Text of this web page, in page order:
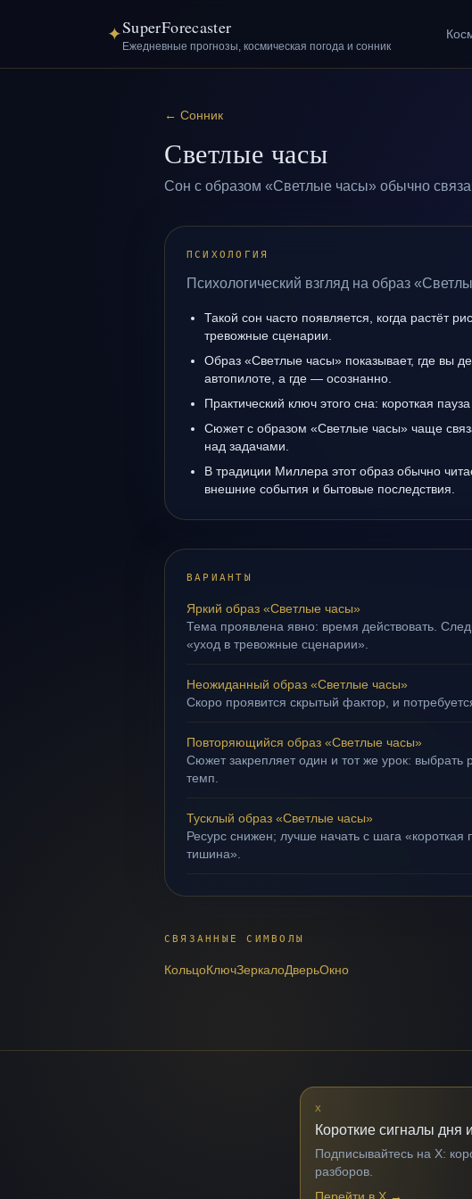
✦SuperForecaster
Ежедневные прогнозы, космическая погода и сонник
← Сонник
Светлые часы
Сон с образом «Светлые часы» обычно
ПСИХОЛОГИЯ
Психологический взгляд на образ
Такой сон часто появляется, когда растёт
тревожные сценарии.
Образ «Светлые часы» показывает, где вы
автопилоте, а где — осознанно.
Практический ключ этого сна: короткая
Сюжет с образом «Светлые часы» чаще
над задачами.
В традиции Миллера этот образ обычно
внешние события и бытовые последствия.
ВАРИАНТЫ
Яркий образ «Светлые часы»
Тема проявлена явно: время действовать.
«уход в тревожные сценарии».
Неожиданный образ «Светлые часы»
Скоро проявится скрытый фактор, и
Повторяющийся образ «Светлые часы»
Сюжет закрепляет один и тот же урок: выбрать
темп.
Тусклый образ «Светлые часы»
Ресурс снижен; лучше начать с шага «короткая
тишина».
СВЯЗАННЫЕ СИМВОЛЫ
КольцоКлючЗеркалоДверьОкно
X
Короткие сигналы дня
Подписывайтесь на X:
разборов.